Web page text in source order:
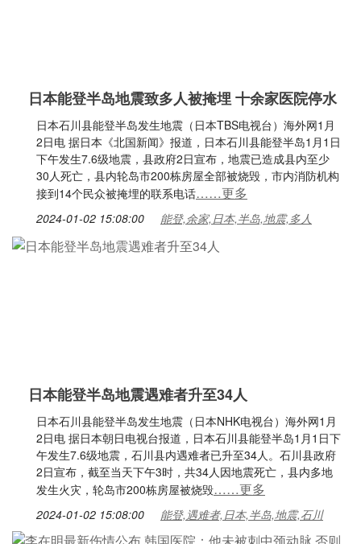
日本能登半岛地震致多人被掩埋 十余家医院停水
日本石川县能登半岛发生地震（日本TBS电视台）海外网1月
2日电 据日本《北国新闻》报道，日本石川县能登半岛1月1日
下午发生7.6级地震，县政府2日宣布，地震已造成县内至少
30人死亡，县内轮岛市200栋房屋全部被烧毁，市内消防机构
接到14个民众被掩埋的联系电话……更多
2024-01-02 15:08:00 能登,余家,日本,半岛,地震,多人
日本能登半岛地震遇难者升至34人
日本石川县能登半岛发生地震（日本NHK电视台）海外网1月
2日电 据日本朝日电视台报道，日本石川县能登半岛1月1日下
午发生7.6级地震，石川县内遇难者已升至34人。石川县政府
2日宣布，截至当天下午3时，共34人因地震死亡，县内多地
发生火灾，轮岛市200栋房屋被烧毁……更多
2024-01-02 15:08:00 能登,遇难者,日本,半岛,地震,石川